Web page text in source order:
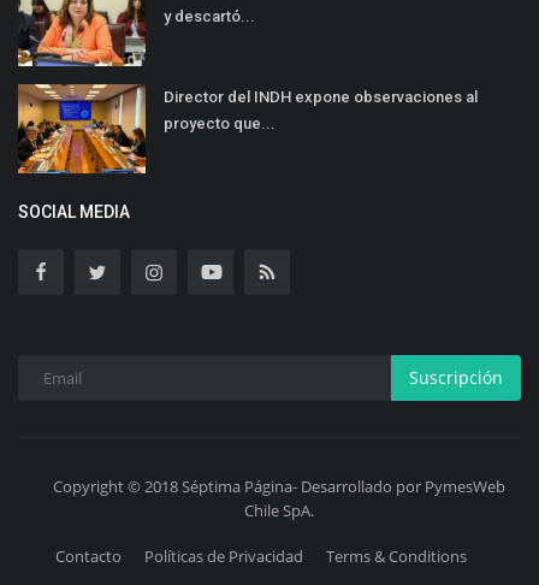
y descartó...
Director del INDH expone observaciones al
proyecto que...
SOCIAL MEDIA
Suscripción
Copyright © 2018 Séptima Página- Desarrollado por PymesWeb
Chile SpA.
Contacto Políticas de Privacidad Terms & Conditions